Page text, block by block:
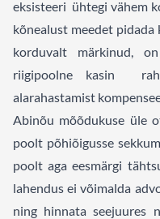
eksisteeri ühtegi vähem
kõnealust meedet pidada
korduvalt märkinud,
riigipoolne kasin
alarahastamist
Abinõu mõõdukuse üle
poolt põhiõigusse
poolt aga eesmärgi
lahendus ei võimalda
ning hinnata seejuures